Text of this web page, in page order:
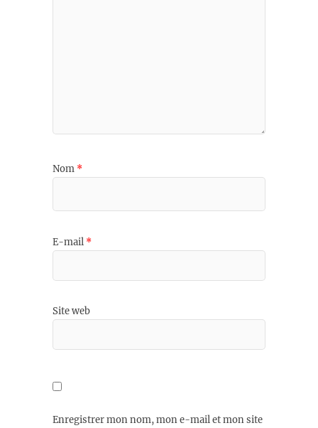
Nom *
E-mail *
Site web
Enregistrer mon nom, mon e-mail et mon site